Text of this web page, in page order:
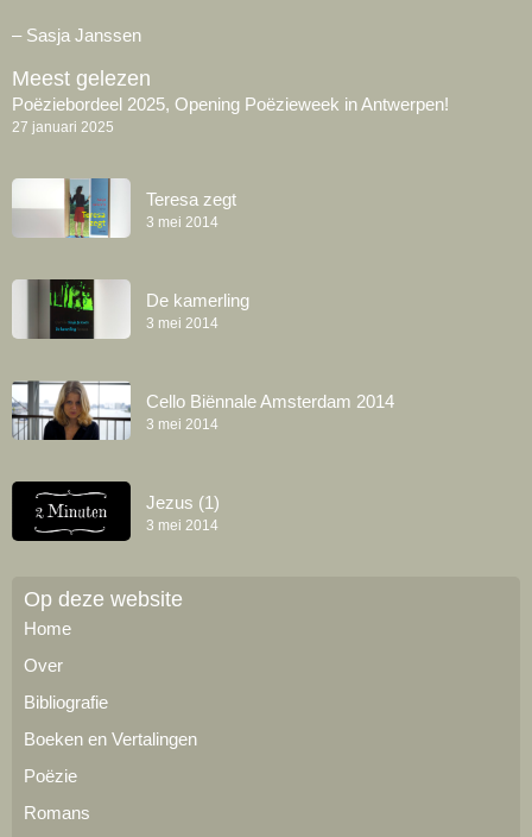
– Sasja Janssen
Meest gelezen
Poëziebordeel 2025, Opening Poëzieweek in Antwerpen!
27 januari 2025
Teresa zegt
3 mei 2014
De kamerling
3 mei 2014
Cello Biënnale Amsterdam 2014
3 mei 2014
Jezus (1)
3 mei 2014
Op deze website
Home
Over
Bibliografie
Boeken en Vertalingen
Poëzie
Romans